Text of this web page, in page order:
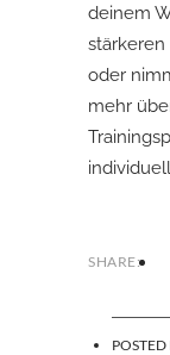
deinem
stärkeren
oder
mehr
SHARE:
POSTED